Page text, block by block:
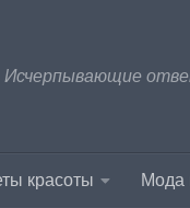
Исчерпывающие
красоты Мода